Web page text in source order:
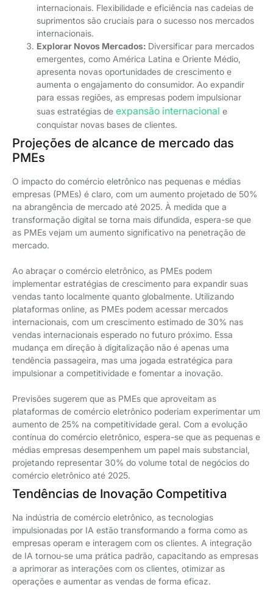
internacionais. Flexibilidade e eficiência nas cadeias de
suprimentos são cruciais para o sucesso nos mercados
internacionais.
Explorar Novos Mercados: Diversificar para mercados
emergentes, como América Latina e Oriente Médio,
apresenta novas oportunidades de crescimento e
aumenta o engajamento do consumidor. Ao expandir
para essas regiões, as empresas podem impulsionar
suas estratégias de expansão internacional e
conquistar novas bases de clientes.
Projeções de alcance de mercado das
PMEs
O impacto do comércio eletrônico nas pequenas e médias
empresas (PMEs) é claro, com um aumento projetado de 50%
na abrangência de mercado até 2025. À medida que a
transformação digital se torna mais difundida, espera-se que
as PMEs vejam um aumento significativo na penetração de
mercado.
Ao abraçar o comércio eletrônico, as PMEs podem
implementar estratégias de crescimento para expandir suas
vendas tanto localmente quanto globalmente. Utilizando
plataformas online, as PMEs podem acessar mercados
internacionais, com um crescimento estimado de 30% nas
vendas internacionais esperado no futuro próximo. Essa
mudança em direção à digitalização não é apenas uma
tendência passageira, mas uma jogada estratégica para
impulsionar a competitividade e fomentar a inovação.
Previsões sugerem que as PMEs que aproveitam as
plataformas de comércio eletrônico poderiam experimentar um
aumento de 25% na competitividade geral. Com a evolução
contínua do comércio eletrônico, espera-se que as pequenas e
médias empresas desempenhem um papel mais substancial,
projetando representar 30% do volume total de negócios do
comércio eletrônico até 2025.
Tendências de Inovação Competitiva
Na indústria de comércio eletrônico, as tecnologias
impulsionadas por IA estão transformando a forma como as
empresas operam e interagem com os clientes. A integração
de IA tornou-se uma prática padrão, capacitando as empresas
a aprimorar as interações com os clientes, otimizar as
operações e aumentar as vendas de forma eficaz.